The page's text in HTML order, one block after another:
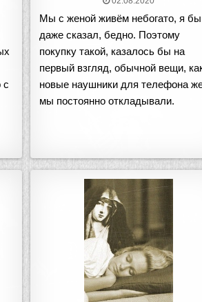
с
Мы с женой живём небогато, я бы
даже сказал, бедно. Поэтому
покупку такой, казалось бы на
первый взгляд, обычной вещи,
новые наушники для телефона
мы постоянно откладывали.